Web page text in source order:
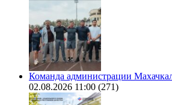
Команда администрации
02.08.2026 11:00 (271)